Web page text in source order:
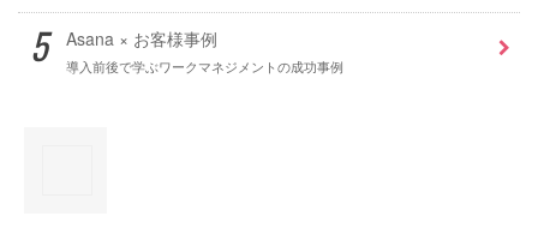
Asana × お客様事例
導入前後で学ぶワークマネジメントの成功事例